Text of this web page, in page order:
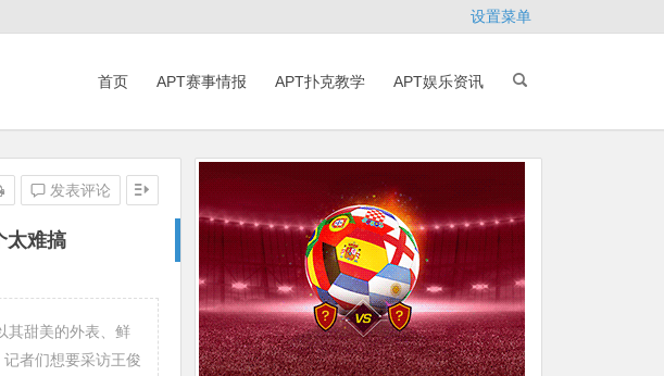
设置菜单
首页 APT赛事情报 APT扑克教学 APT娱乐资讯
太难搞
发表评论
其甜美的外表、鲜
者们想要采访王俊